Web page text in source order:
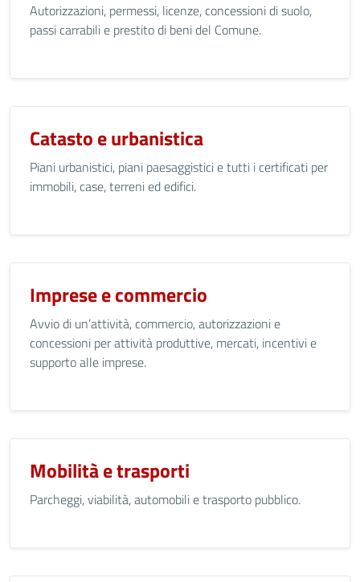
Autorizzazioni, permessi, licenze, concessioni di suolo,
passi carrabili e prestito di beni del Comune.
Catasto e urbanistica
Piani urbanistici, piani paesaggistici e tutti i certificati per
immobili, case, terreni ed edifici.
Imprese e commercio
Avvio di un’attività, commercio, autorizzazioni e
concessioni per attività produttive, mercati, incentivi e
supporto alle imprese.
Mobilità e trasporti
Parcheggi, viabilità, automobili e trasporto pubblico.